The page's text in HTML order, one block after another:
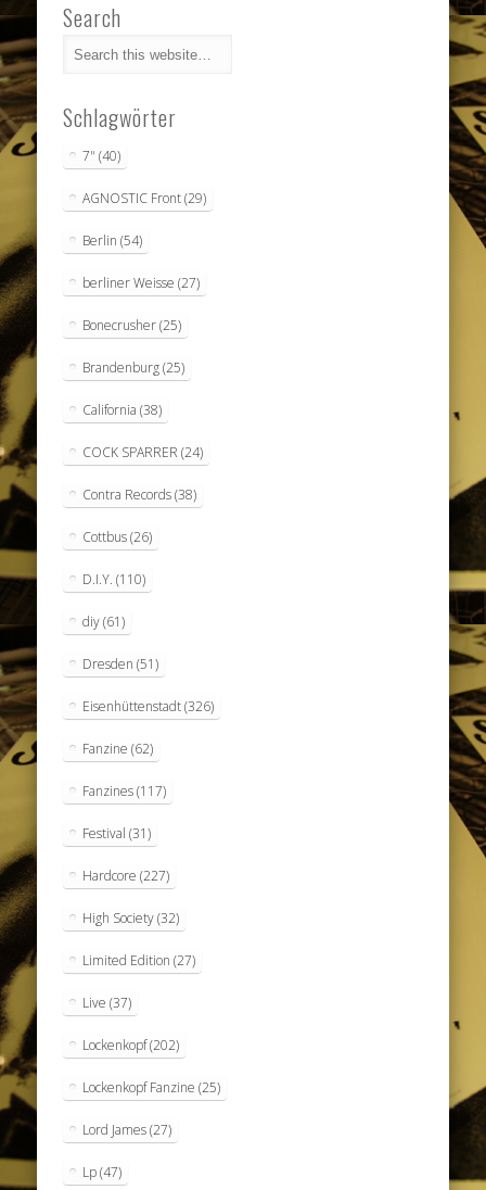
Search
Schlagwörter
7" (40)
AGNOSTIC Front(29)
Berlin (54)
berliner Weisse (27)
Bonecrusher(25)
Brandenburg(25)
California (38)
COCK SPARRER (24)
Contra Records(38)
Cottbus(26)
D.I.Y. (110)
diy(61)
Dresden (51)
Eisenhüttenstadt(326)
Fanzine (62)
Fanzines(117)
Festival (31)
Hardcore (227)
High Society(32)
Limited Edition (27)
Live (37)
Lockenkopf(202)
Lockenkopf Fanzine (25)
Lord James(27)
Lp(47)